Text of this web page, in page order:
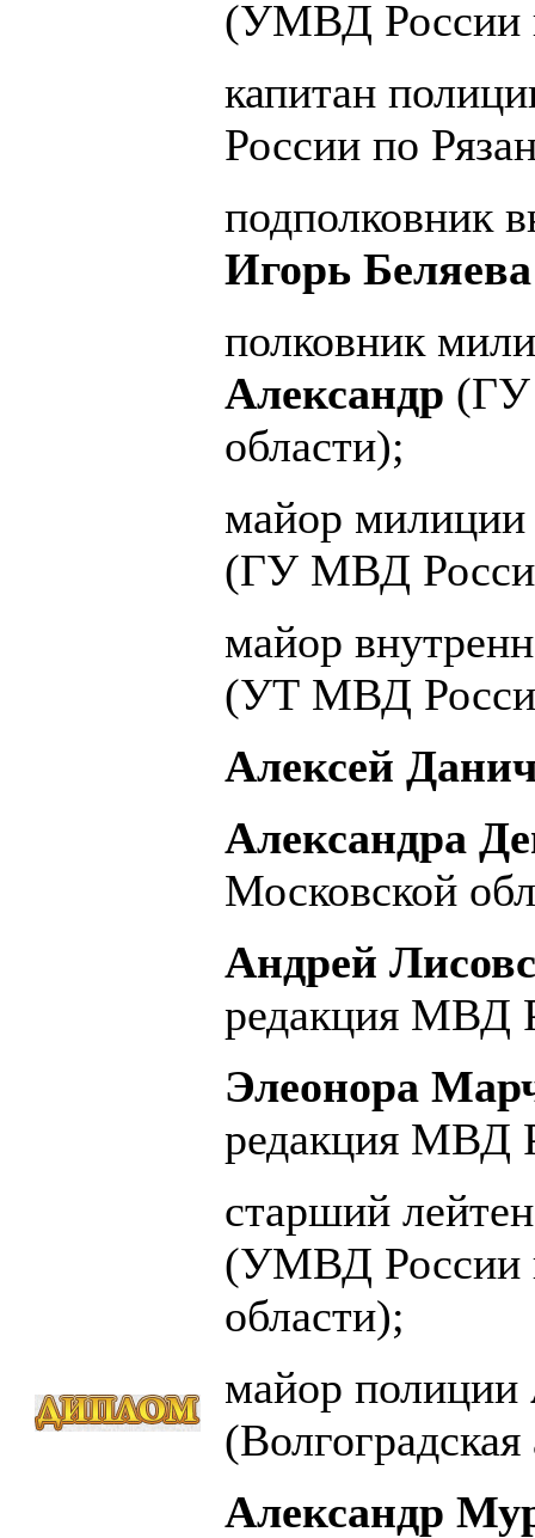
(УМВД России
капитан
России по
подполковник
Игорь Беляева
полковник
Александр (ГУ
области);
майор милиции
(ГУ МВД
майор
(УТ МВД
Алексей
Александра
Московской
Андрей
редакция МВД
Элеонора
редакция МВД
старший
(УМВД России
области);
майор полиции
Александр